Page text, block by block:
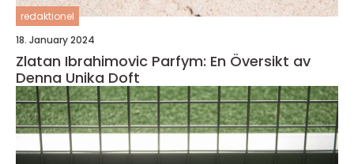
redaktionel
18. January 2024
Zlatan Ibrahimovic Parfym: En Översikt av
Denna Unika Doft